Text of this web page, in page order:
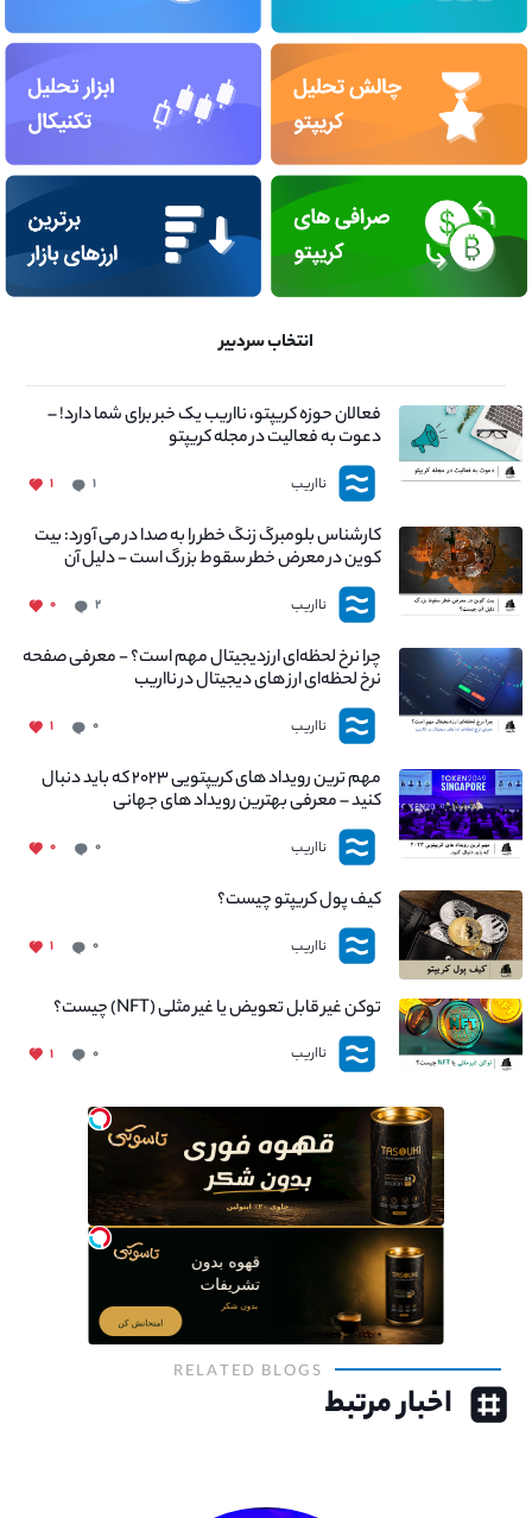
انتخاب سردبیر
فعالان حوزه کریپتو، نااریب یک خبر برای شما دارد! –
دعوت به فعالیت در مجله کریپتو
نااریب ۱ ۱
کارشناس بلومبرگ زنگ خطر را به صدا در می آورد: بیت
کوین در معرض خطر سقوط بزرگ است - دلیل آن
چیست؟
نااریب ۲ ۰
چرا نرخ لحظه‌ای ارزدیجیتال مهم است؟ - معرفی صفحه
نرخ لحظه‌ای ارز های دیجیتال در نااریب
نااریب ۰ ۱
مهم ترین رویداد های کریپتویی ۲۰۲۳ که باید دنبال
کنید – معرفی بهترین رویداد های جهانی
نااریب ۰ ۰
کیف پول کریپتو چیست؟
نااریب ۰ ۱
توکن غیر قابل تعویض یا غیر مثلی (NFT) چیست؟
نااریب ۰ ۱
RELATED BLOGS
اخبار مرتبط